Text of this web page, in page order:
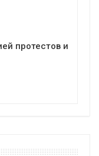
протестов и